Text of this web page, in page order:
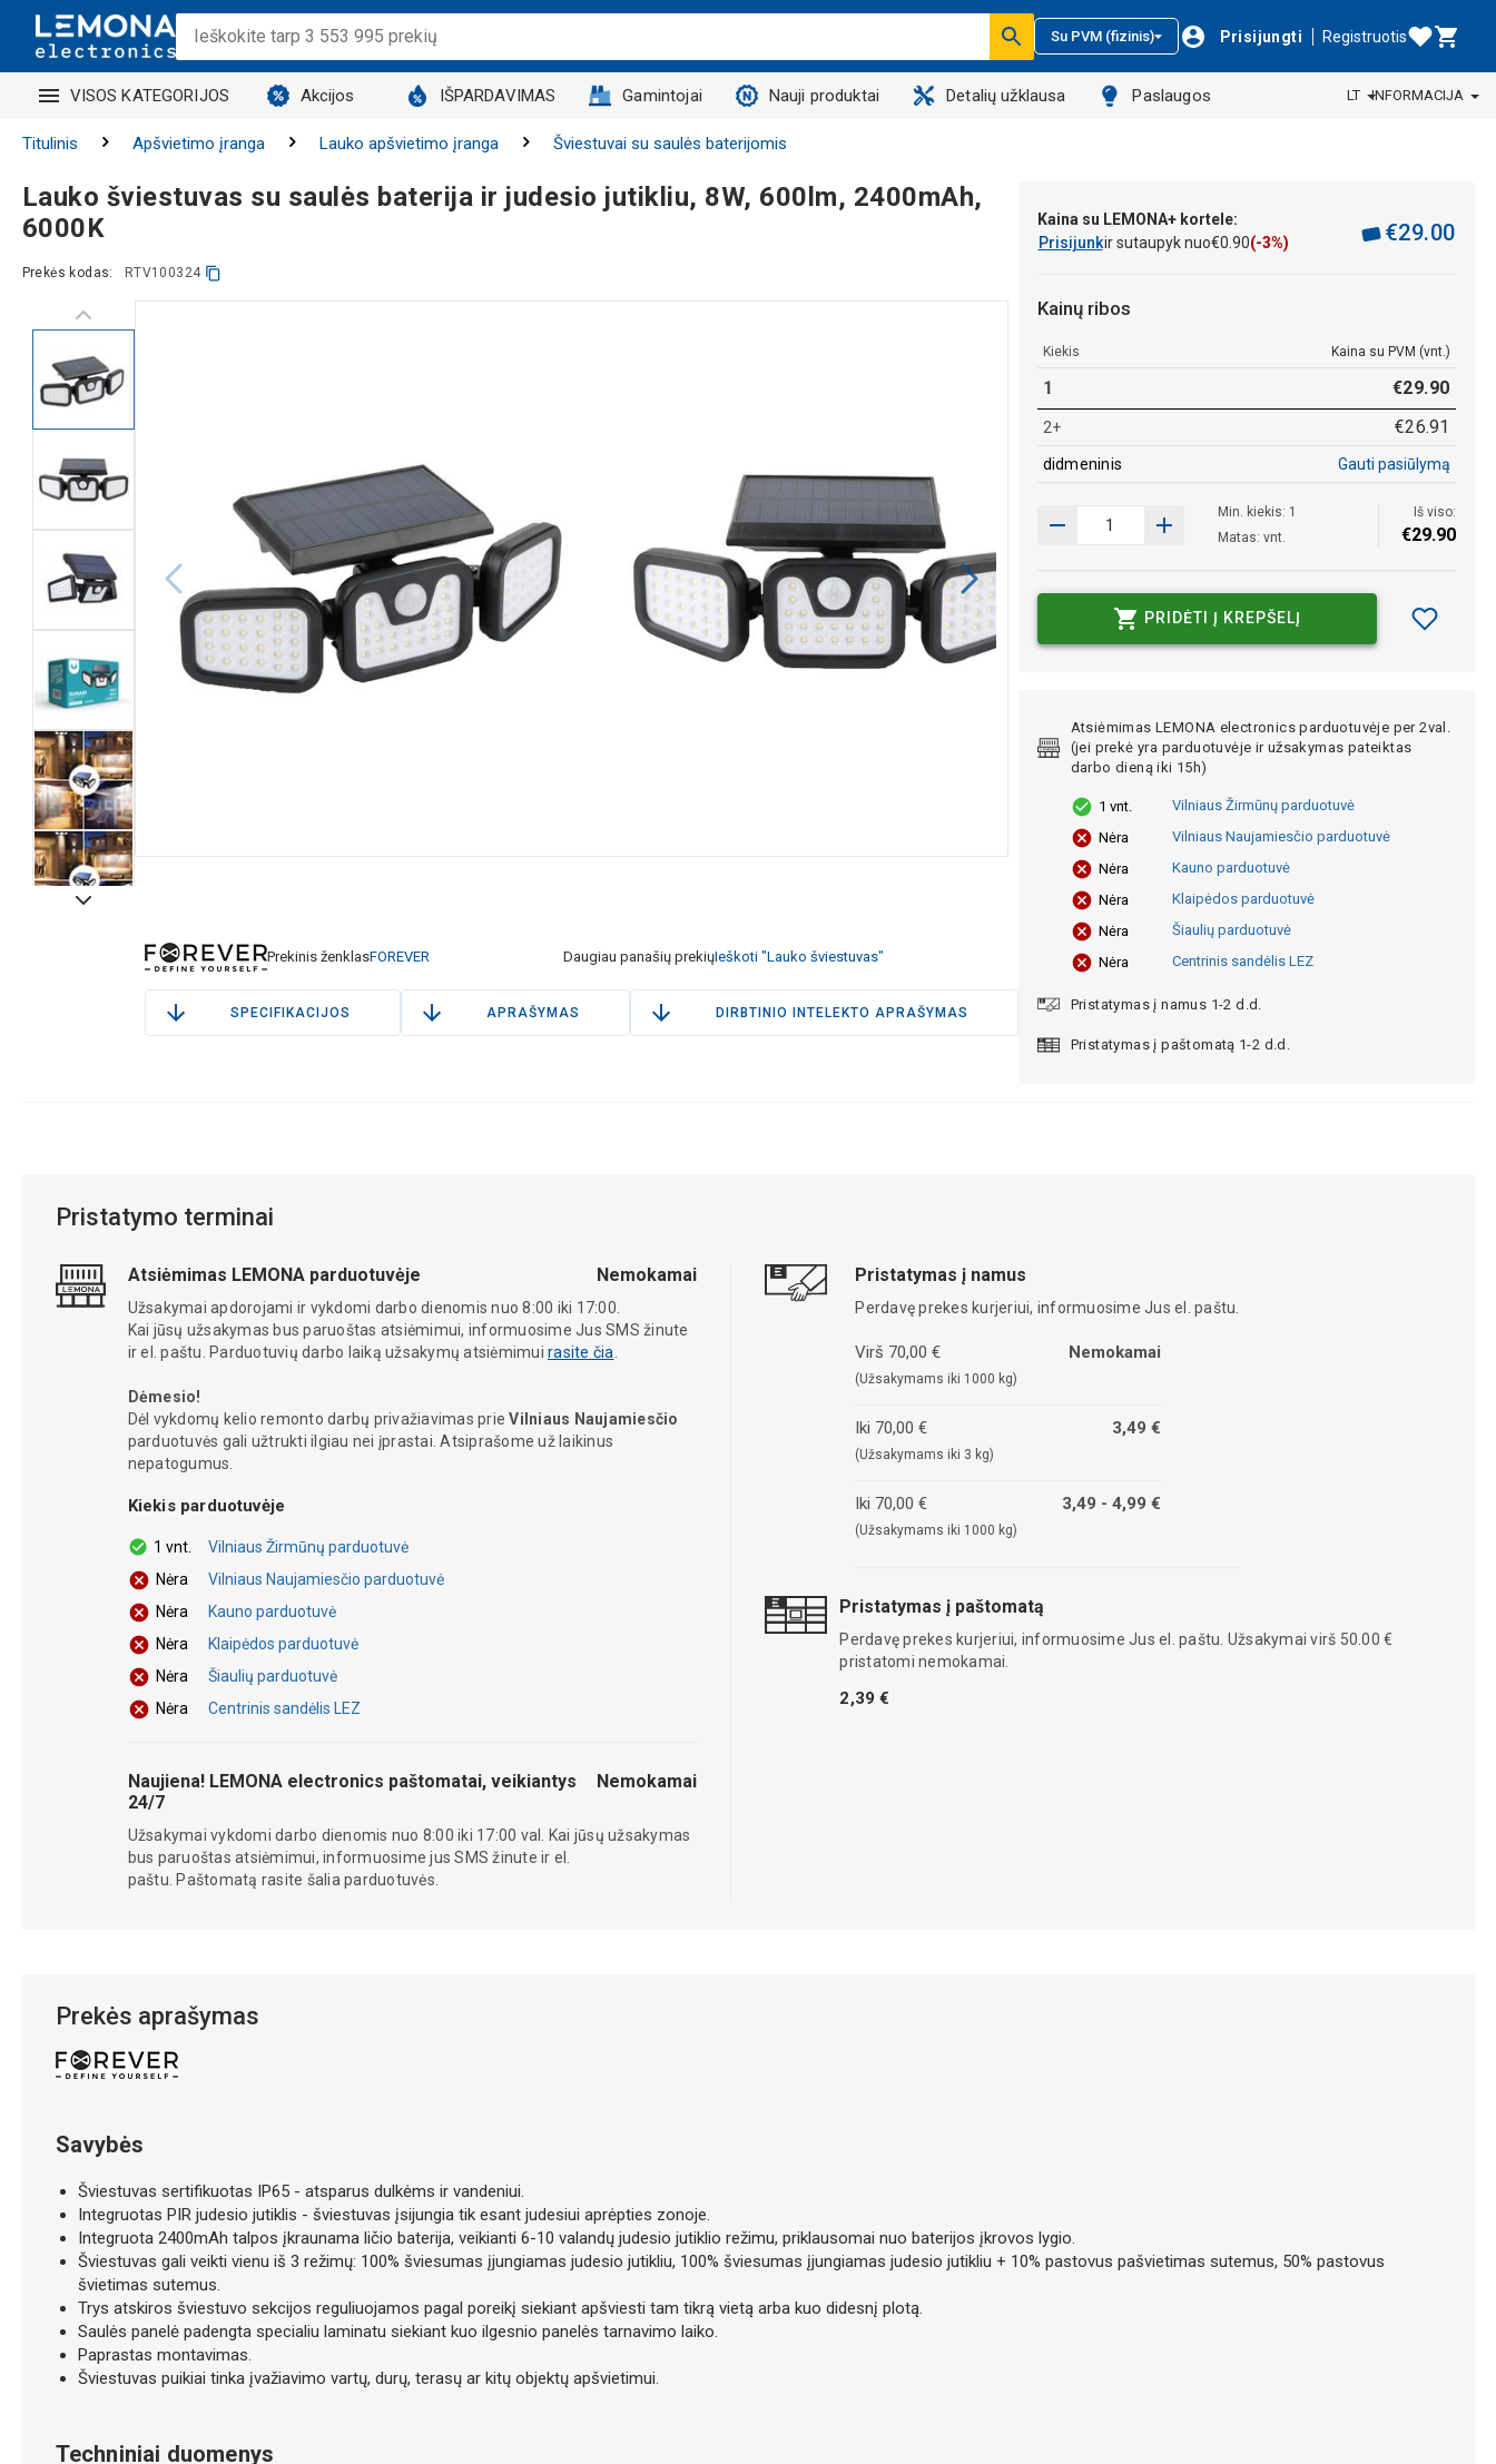
Su PVM (fizinis) Prisijungti Registruotis
VISOS KATEGORIJOS Akcijos IŠPARDAVIMAS Gamintojai Nauji produktai Detalių užklausa Paslaugos LT INFORMACIJA
Titulinis Apšvietimo įranga Lauko apšvietimo įranga Šviestuvai su saulės baterijomis
Lauko šviestuvas su saulės baterija ir judesio jutikliu, 8W, 600lm, 2400mAh,
6000K
Prekės kodas: RTV100324
Prekinis ženklasFOREVER Daugiau panašių prekiųIeškoti "Lauko šviestuvas"
SPECIFIKACIJOS APRAŠYMAS DIRBTINIO INTELEKTO APRAŠYMAS
Kaina su LEMONA+ kortele:
Prisijunkir sutaupyk nuo€0 90(-3%) €29.00
Kainų ribos
Kiekis Kaina su PVM (vnt.)
1 €29.90
2+ €26.91
didmeninis Gauti pasiūlymą
Min. kiekis: 1
Matas: vnt.
Iš viso:
€29.90
PRIDĖTI Į KREPŠELĮ
Atsiėmimas LEMONA electronics parduotuvėje per 2val.
(jei prekė yra parduotuvėje ir užsakymas pateiktas
darbo dieną iki 15h)
1 vnt.
Vilniaus Žirmūnų parduotuvė
Nėra
Vilniaus Naujamiesčio parduotuvė
Nėra
Kauno parduotuvė
Nėra
Klaipėdos parduotuvė
Nėra
Šiaulių parduotuvė
Nėra
Centrinis sandėlis LEZ
Pristatymas į namus 1-2 d.d.
Pristatymas į paštomatą 1-2 d.d.
Pristatymo terminai
Atsiėmimas LEMONA parduotuvėje Nemokamai
Užsakymai apdorojami ir vykdomi darbo dienomis nuo 8:00 iki 17:00.
Kai jūsų užsakymas bus paruoštas atsiėmimui, informuosime Jus SMS žinute
ir el. paštu. Parduotuvių darbo laiką užsakymų atsiėmimui rasite čia
Dėmesio!
Dėl vykdomų kelio remonto darbų privažiavimas prieVilniaus Naujamiesčio
parduotuvės gali užtrukti ilgiau nei įprastai. Atsiprašome už laikinus
nepatogumus.
Kiekis parduotuvėje
1 vnt.
Vilniaus Žirmūnų parduotuvė
Nėra
Vilniaus Naujamiesčio parduotuvė
Nėra
Kauno parduotuvė
Nėra
Klaipėdos parduotuvė
Nėra
Šiaulių parduotuvė
Nėra
Centrinis sandėlis LEZ
Naujiena! LEMONA electronics paštomatai, veikiantys
24/7
Nemokamai
Užsakymai vykdomi darbo dienomis nuo 8:00 iki 17:00 val. Kai jūsų užsakymas
bus paruoštas atsiėmimui, informuosime jus SMS žinute ir el.
paštu. Paštomatą rasite šalia parduotuvės.
Pristatymas į namus
Perdavę prekes kurjeriui, informuosime Jus el. paštu.
Virš 70,00 €
(Užsakymams iki 1000 kg)
Nemokamai
Iki 70,00 €
(Užsakymams iki 3 kg)
3,49 €
Iki 70,00 €
(Užsakymams iki 1000 kg)
3,49 - 4,99 €
Pristatymas į paštomatą
Perdavę prekes kurjeriui, informuosime Jus el. paštu. Užsakymai virš 50.00 €
pristatomi nemokamai.
2,39 €
Prekės aprašymas
Savybės
Šviestuvas sertifikuotas IP65 - atsparus dulkėms ir vandeniui.
Integruotas PIR judesio jutiklis - šviestuvas įsijungia tik esant judesiui aprėpties zonoje.
Integruota 2400mAh talpos įkraunama ličio baterija, veikianti 6-10 valandų judesio jutiklio režimu, priklausomai nuo baterijos įkrovos lygio.
Šviestuvas gali veikti vienu iš 3 režimų: 100% šviesumas įjungiamas judesio jutikliu, 100% šviesumas įjungiamas judesio jutikliu + 10% pastovus pašvietimas sutemus, 50% pastovus
švietimas sutemus.
Trys atskiros šviestuvo sekcijos reguliuojamos pagal poreikį siekiant apšviesti tam tikrą vietą arba kuo didesnį plotą.
Saulės panelė padengta specialiu laminatu siekiant kuo ilgesnio panelės tarnavimo laiko.
Paprastas montavimas.
Šviestuvas puikiai tinka įvažiavimo vartų, durų, terasų ar kitų objektų apšvietimui.
Techniniai duomenys